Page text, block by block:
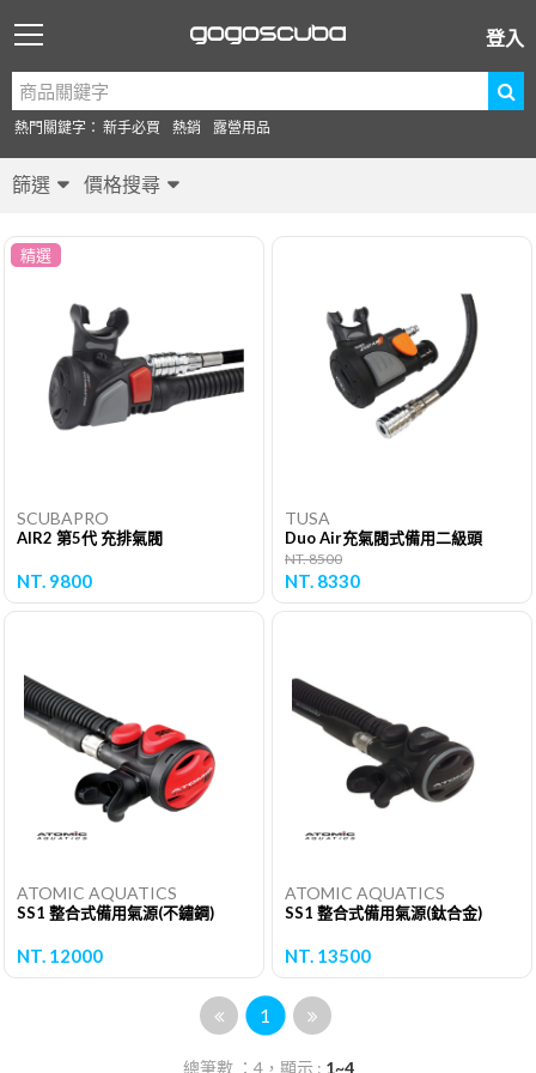
登入
熱門關鍵字： 新手必買 熱銷 露營用品
篩選 價格搜尋
精選
SCUBAPRO
AIR2 第5代 充排氣閥
NT. 9800
TUSA
Duo Air充氣閥式備用二級頭
NT. 8500
NT. 8330
ATOMIC AQUATICS
SS1 整合式備用氣源(不鏽鋼)
NT. 12000
ATOMIC AQUATICS
SS1 整合式備用氣源(鈦合金)
NT. 13500
1
總筆數 ：4，顯示 : 1~4